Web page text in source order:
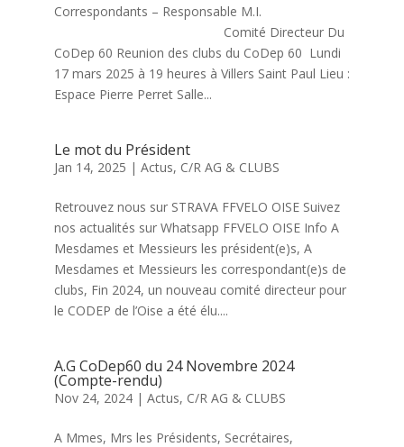
Correspondants – Responsable M.I.
Comité Directeur Du
CoDep 60 Reunion des clubs du CoDep 60 Lundi
17 mars 2025 à 19 heures à Villers Saint Paul Lieu :
Espace Pierre Perret Salle...
Le mot du Président
Jan 14, 2025 | Actus, C/R AG & CLUBS
Retrouvez nous sur STRAVA FFVELO OISE Suivez
nos actualités sur Whatsapp FFVELO OISE Info A
Mesdames et Messieurs les président(e)s, A
Mesdames et Messieurs les correspondant(e)s de
clubs, Fin 2024, un nouveau comité directeur pour
le CODEP de l’Oise a été élu....
A.G CoDep60 du 24 Novembre 2024
(Compte-rendu)
Nov 24, 2024| Actus, C/R AG & CLUBS
A Mmes, Mrs les Présidents, Secrétaires,